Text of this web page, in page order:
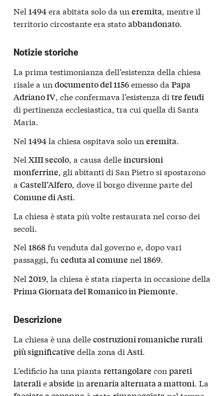
Nel 1494era abitata solo da un eremita, mentre il
territorio circostante era statoabbandonato.
Notizie storiche
La prima testimonianza dell’esistenza della chiesa
risale a un documento del 1156emesso da Papa
Adriano IV, che confermava l’esistenza di tre feudi
di pertinenza ecclesiastica, tra cui quella di Santa
Maria.
Nel 1494la chiesa ospitava solo un eremita
Nel XIII secolo, a causa delleincursioni
monferrine, gli abitanti di San Pietro si spostarono
a Castell’Alfero, dove il borgo divenne parte del
Comune di Asti.
La chiesa è stata più volte restaurata nel corso dei
secoli.
Nel 1868fu venduta dal governo e, dopo vari
passaggi, fu ceduta al comune nel 1869.
Nel 2019, la chiesa è stata riaperta in occasione della
Prima Giornata del Romanico in Piemonte.
Descrizione
La chiesa è una dellecostruzioni romaniche rurali
più significative della zona di Asti.
L’edificio ha una pianta rettangolare con pareti
lateralieabside in arenaria alternata a mattoni. La